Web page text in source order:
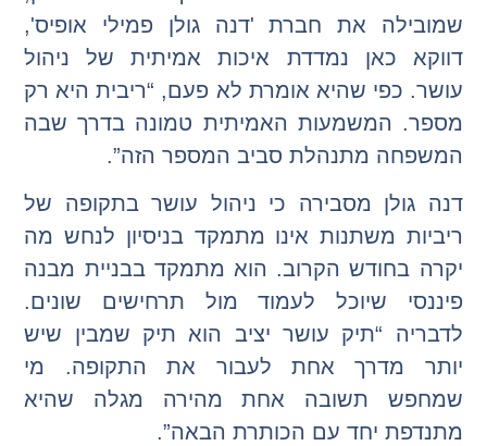
שמובילה את חברת 'דנה גולן פמילי אופיס',
דווקא כאן נמדדת איכות אמיתית של ניהול
עושר. כפי שהיא אומרת לא פעם, “ריבית היא רק
מספר. המשמעות האמיתית טמונה בדרך שבה
המשפחה מתנהלת סביב המספר הזה”.
דנה גולן מסבירה כי ניהול עושר בתקופה של
ריביות משתנות אינו מתמקד בניסיון לנחש מה
יקרה בחודש הקרוב. הוא מתמקד בבניית מבנה
פיננסי שיוכל לעמוד מול תרחישים שונים.
לדבריה “תיק עושר יציב הוא תיק שמבין שיש
יותר מדרך אחת לעבור את התקופה. מי
שמחפש תשובה אחת מהירה מגלה שהיא
מתנדפת יחד עם הכותרת הבאה”.